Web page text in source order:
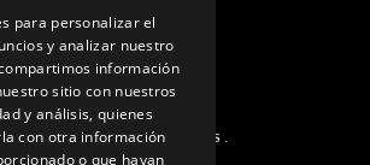
MÁS FRECUENTES.
para personalizar el
y analizar nuestro
información
sitio con nuestros
y análisis, quienes
con otra información
o que hayan